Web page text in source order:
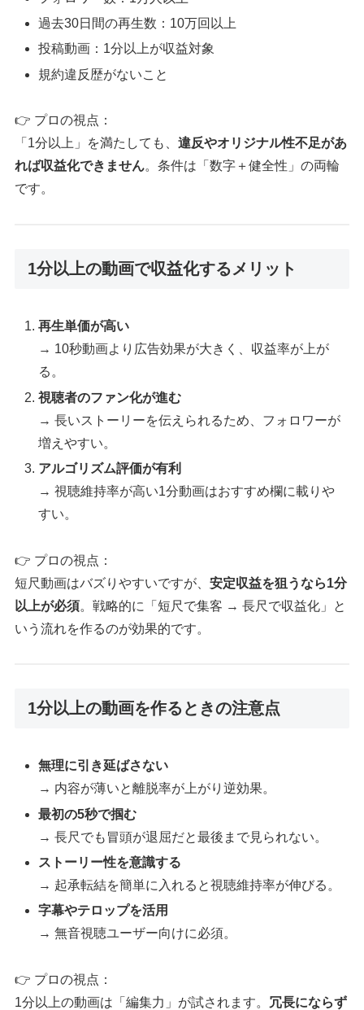
過去30日間の再生数：10万回以上
投稿動画：1分以上が収益対象
規約違反歴がないこと
👉 プロの視点：
「1分以上」を満たしても、違反やオリジナル性不足があ
れば収益化できません。条件は「数字＋健全性」の両輪
です。
1分以上の動画で収益化するメリット
再生単価が高い
→ 10秒動画より広告効果が大きく、収益率が上が
る。
視聴者のファン化が進む
→ 長いストーリーを伝えられるため、フォロワーが
増えやすい。
アルゴリズム評価が有利
→ 視聴維持率が高い1分動画はおすすめ欄に載りや
すい。
👉 プロの視点：
短尺動画はバズりやすいですが、安定収益を狙うなら1分
以上が必須。戦略的に「短尺で集客 → 長尺で収益化」と
いう流れを作るのが効果的です。
1分以上の動画を作るときの注意点
無理に引き延ばさない
→ 内容が薄いと離脱率が上がり逆効果。
最初の5秒で掴む
→ 長尺でも冒頭が退屈だと最後まで見られない。
ストーリー性を意識する
→ 起承転結を簡単に入れると視聴維持率が伸びる。
字幕やテロップを活用
→ 無音視聴ユーザー向けに必須。
👉 プロの視点：
1分以上の動画は「編集力」が試されます。 冗長にならず